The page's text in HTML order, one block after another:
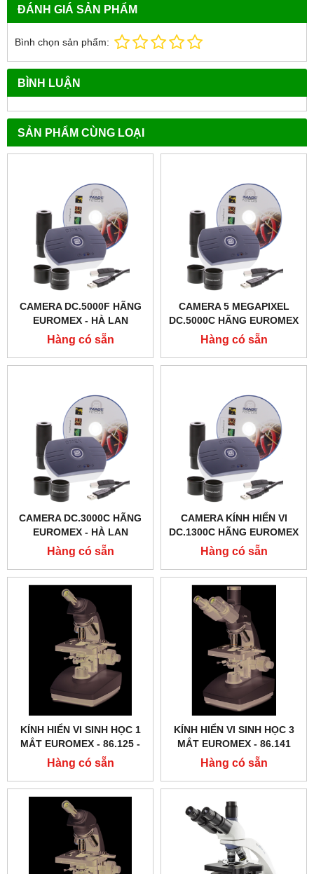
ĐÁNH GIÁ SẢN PHẨM
Bình chọn sản phẩm:
BÌNH LUẬN
SẢN PHẨM CÙNG LOẠI
CAMERA DC.5000F HÃNG
EUROMEX - HÀ LAN
Hàng có sẵn
CAMERA 5 MEGAPIXEL
DC.5000C HÃNG EUROMEX
- HÀ LAN
Hàng có sẵn
CAMERA DC.3000C HÃNG
EUROMEX - HÀ LAN
Hàng có sẵn
CAMERA KÍNH HIỂN VI
DC.1300C HÃNG EUROMEX
- HÀ LAN
Hàng có sẵn
KÍNH HIỂN VI SINH HỌC 1
MẮT EUROMEX - 86.125 ‑
LED
Hàng có sẵn
KÍNH HIỂN VI SINH HỌC 3
MẮT EUROMEX - 86.141
Hàng có sẵn